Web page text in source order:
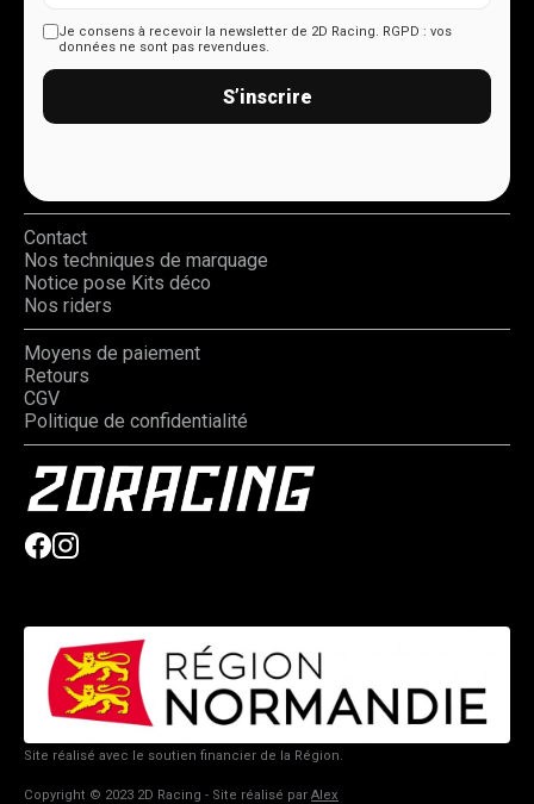
Je consens à recevoir la newsletter de 2D Racing. RGPD : vos
données ne sont pas revendues.
S’inscrire
Contact
Nos techniques de marquage
Notice pose Kits déco
Nos riders
Moyens de paiement
Retours
CGV
Politique de confidentialité
Site réalisé avec le soutien financier de la Région.
Copyright © 2023 2D Racing - Site réalisé par Alex